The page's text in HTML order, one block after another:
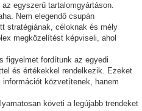
egyszerű tartalomgyártáson.
Nem elegendő csupán
stratégiának, céloknak és mély
megközelítést képviseli, ahol
figyelmet fordítunk az egyedi
és értékekkel rendelkezik. Ezeket
közvetítenek, hanem
követi a legújabb trendeket